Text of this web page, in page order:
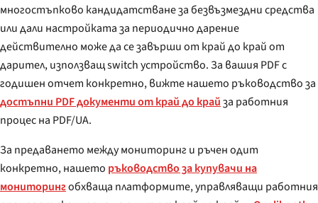
многостъпково кандидатстване за безвъзмездни средства
или дали настройката за периодично дарение
действително може да се завърши от край до край от
дарител, използващ switch устройство. За вашия PDF с
годишен отчет конкретно, вижте нашето ръководство за
достъпни PDF документи от край до крайза работния
процес на PDF/UA.
За предаването между мониторинг и ръчен одит
конкретно, нашето ръководство за купувачи на
мониторингобхваща платформите, управляващи работния